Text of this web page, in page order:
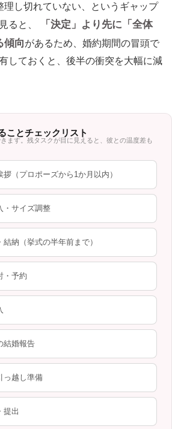
理し切れていない、というギャップ
ると、
「決定」より先に「全体
傾向があるため、婚約期間の冒頭で
しておくと、後半の衝突を大幅に減
ことチェックリスト
ます。残タスクが目に見えると、彼との温度差も
（プロポーズから1か月以内）
・サイズ調整
納（挙式の半年前まで）
・予約
結婚報告
っ越し準備
提出